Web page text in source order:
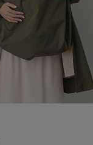
あったかアイテム｜
もらって嬉しいギフト
かわいくておもしろ
何枚あっても嬉しい
長く使えるアイテム
お部屋映えアイテム